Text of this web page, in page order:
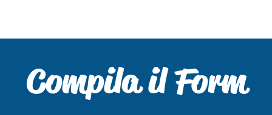
Compila il Form